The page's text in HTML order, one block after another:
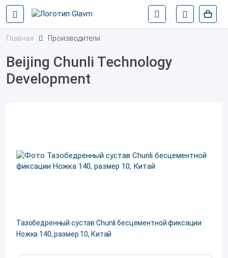
Главная Производители
Beijing Chunli Technology
Development
Тазобедренный сустав Chunli бесцементной фиксации
Ножка 140, размер 10, Китай